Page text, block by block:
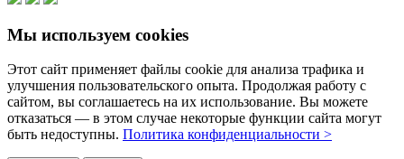
Мы используем cookies
Этот сайт применяет файлы cookie для анализа трафика и
улучшения пользовательского опыта. Продолжая работу с
сайтом, вы соглашаетесь на их использование. Вы можете
отказаться — в этом случае некоторые функции сайта могут
быть недоступны. Политика конфиденциальности >